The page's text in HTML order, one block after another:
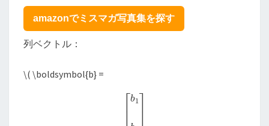
amazonでミスマガ写真集を探す
列ベクトル：
\( \boldsymbol{b} =
1b 2b